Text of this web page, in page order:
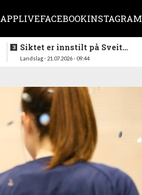
APPLIVEFACEBOOKINSTAGRAM
Siktet er innstilt på Sveits
i mai
Landslag - 21.07.2026 - 09:44